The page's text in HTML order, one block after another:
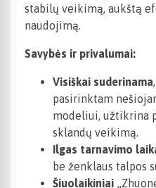
stabilų veikimą, aukštą
naudojimą.
Savybės ir privalumai:
Visiškai suderinama
pasirinktam
modeliui, užtikrina
sklandų veikimą.
Ilgas tarnavimo
be ženklaus talpos
Šiuolaikiniai